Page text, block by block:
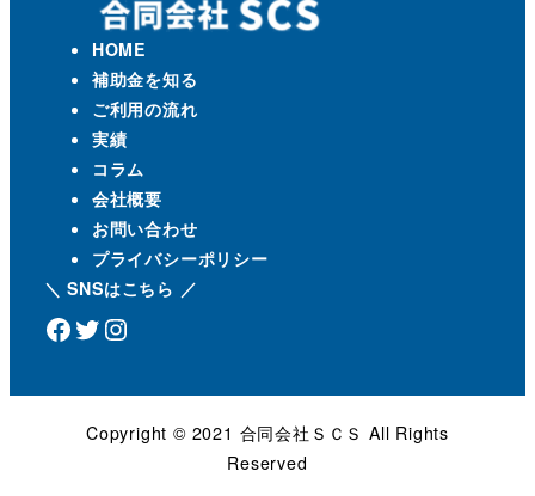
HOME
補助金を知る
ご利用の流れ
実績
コラム
会社概要
お問い合わせ
プライバシーポリシー
＼ SNSはこちら ／
Facebook Twitter Instagram
Copyright ©️ 2021 合同会社ＳＣＳ All Rights
Reserved